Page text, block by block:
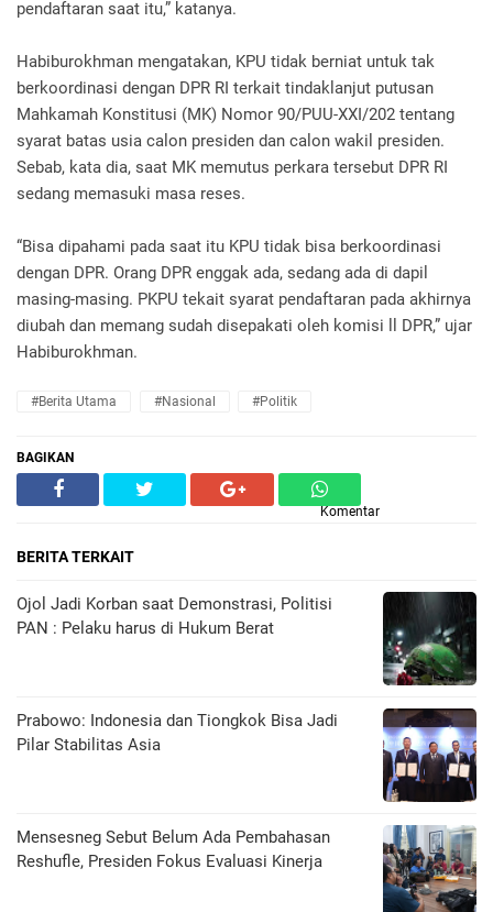
pendaftaran saat itu,” katanya.
Habiburokhman mengatakan, KPU tidak berniat untuk tak
berkoordinasi dengan DPR RI terkait tindaklanjut putusan
Mahkamah Konstitusi (MK) Nomor 90/PUU-XXI/202 tentang
syarat batas usia calon presiden dan calon wakil presiden.
Sebab, kata dia, saat MK memutus perkara tersebut DPR RI
sedang memasuki masa reses.
“Bisa dipahami pada saat itu KPU tidak bisa berkoordinasi
dengan DPR. Orang DPR enggak ada, sedang ada di dapil
masing-masing. PKPU tekait syarat pendaftaran pada akhirnya
diubah dan memang sudah disepakati oleh komisi ll DPR,” ujar
Habiburokhman.
#Berita Utama #Nasional #Politik
BAGIKAN
Komentar
BERITA TERKAIT
Ojol Jadi Korban saat Demonstrasi, Politisi
PAN : Pelaku harus di Hukum Berat
Prabowo: Indonesia dan Tiongkok Bisa Jadi
Pilar Stabilitas Asia
Mensesneg Sebut Belum Ada Pembahasan
Reshufle, Presiden Fokus Evaluasi Kinerja